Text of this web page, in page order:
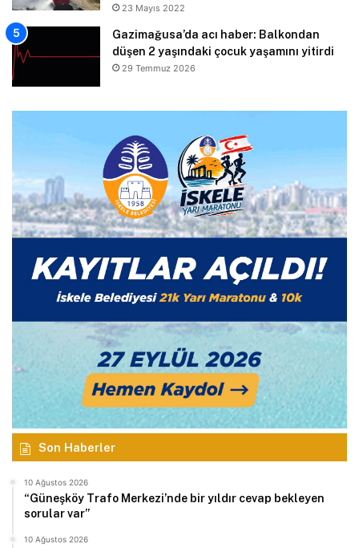
23 Mayıs 2022
Gazimağusa’da acı haber: Balkondan
düşen 2 yaşındaki çocuk yaşamını yitirdi
29 Temmuz 2026
Son Haberler
10 Ağustos 2026
“Güneşköy Trafo Merkezi’nde bir yıldır cevap bekleyen
sorular var”
10 Ağustos 2026